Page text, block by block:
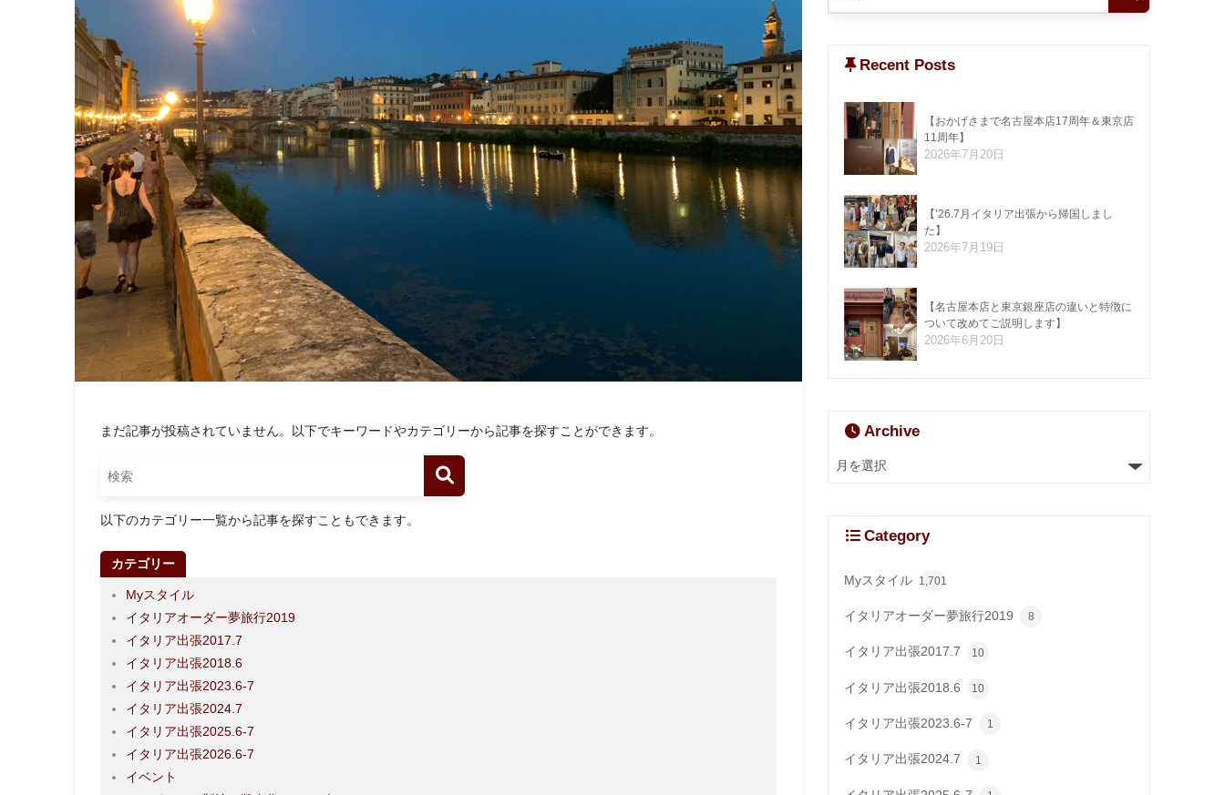
まだ記事が投稿されていません。以下でキーワードやカテゴリーから記事を探すことができます。
以下のカテゴリー一覧から記事を探すこともできます。
カテゴリー
Myスタイル
イタリアオーダー夢旅行2019
イタリア出張2017.7
イタリア出張2018.6
イタリア出張2023.6-7
イタリア出張2024.7
イタリア出張2025.6-7
イタリア出張2026.6-7
イベント
Recent Posts
【おかげさまで名古屋本店17周年＆東京店
11周年】
2026年7月20日
【’26.7月イタリア出張から帰国しまし
た】
2026年7月19日
【名古屋本店と東京銀座店の違いと特徴に
ついて改めてご説明します】
2026年6月20日
Archive
Category
Myスタイル 1,701
イタリアオーダー夢旅行2019 8
イタリア出張2017.7 10
イタリア出張2018.6 10
イタリア出張2023.6-7 1
イタリア出張2024.7 1